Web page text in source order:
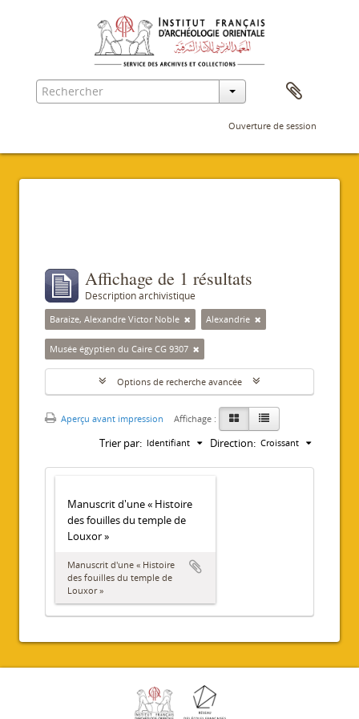
Ouverture de session
Affichage de 1 résultats
Description archivistique
Baraize, Alexandre Victor Noble Alexandrie
Musée égyptien du Caire CG 9307
Options de recherche avancée
Aperçu avant impression Affichage :
Trier par: Identifiant Direction: Croissant
Manuscrit d'une « Histoire
des fouilles du temple de
Louxor »
Manuscrit d'une « Histoire
des fouilles du temple de
Louxor »